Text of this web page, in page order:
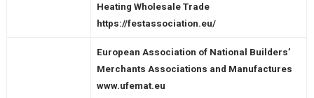
Heating Wholesale Trade
https://festassociation.eu/
European Association of National Builders’
Merchants Associations and Manufactures
www.ufemat.eu